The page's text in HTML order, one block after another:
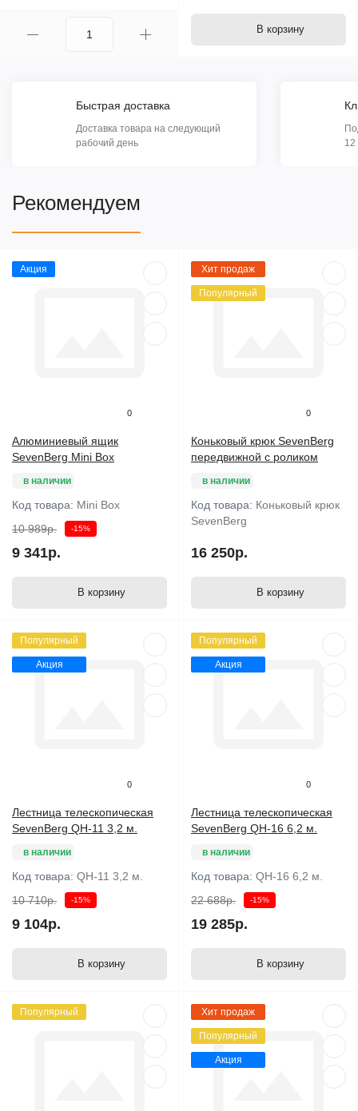
В корзину
Быстрая доставка
Доставка товара на следующий
рабочий день
12
Рекомендуем
Акция
0
Алюминиевый ящик
SevenBerg Mini Box
в наличии
Код товара: Mini Box
10 989р.
-15%
9 341р.
В корзину
Хит продаж
Популярный
0
Коньковый крюк SevenBerg
передвижной с роликом
в наличии
Код товара: Коньковый крюк
SevenBerg
16 250р.
В корзину
Популярный
Акция
0
Лестница телескопическая
SevenBerg QH-11 3,2 м.
в наличии
Код товара: QH-11 3,2 м.
10 710р.
-15%
9 104р.
В корзину
Популярный
Акция
0
Лестница телескопическая
SevenBerg QH-16 6,2 м.
в наличии
Код товара: QH-16 6,2 м.
22 688р.
-15%
19 285р.
В корзину
Популярный Хит продаж
Популярный
Акция